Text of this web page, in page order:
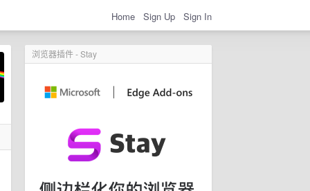
Home Sign Up Sign In
浏览器插件 - Stay